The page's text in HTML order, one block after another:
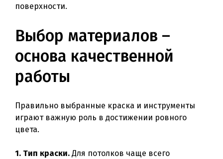
поверхности.
Выбор материалов –
основа качественной
работы
Правильно выбранные краска и инструменты
играют важную роль в достижении ровного
цвета.
1. Тип краски. Для потолков чаще всего